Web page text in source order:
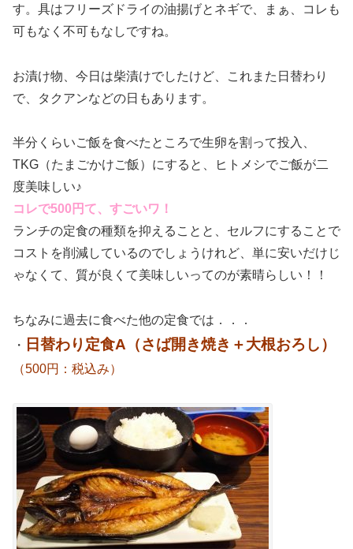
す。具はフリーズドライの油揚げとネギで、まぁ、コレも
可もなく不可もなしですね。
お漬け物、今日は柴漬けでしたけど、これまた日替わり
で、タクアンなどの日もあります。
半分くらいご飯を食べたところで生卵を割って投入、
TKG（たまごかけご飯）にすると、ヒトメシでご飯が二
度美味しい♪
コレで500円て、すごいワ！
ランチの定食の種類を抑えることと、セルフにすることで
コストを削減しているのでしょうけれど、単に安いだけじ
ゃなくて、質が良くて美味しいってのが素晴らしい！！
ちなみに過去に食べた他の定食では．．．
・
日替わり定食A（さば開き焼き＋大根おろし）
（500円：税込み）